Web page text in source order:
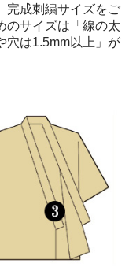
完成刺繍サイズをご
のサイズは「線の太
穴は1.5mm以上」が